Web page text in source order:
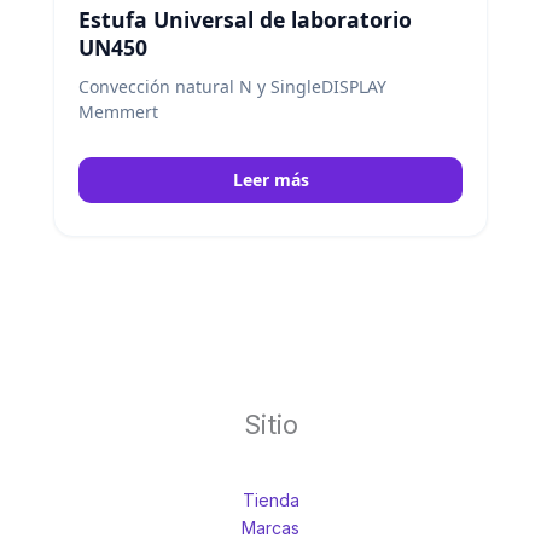
Estufa Universal de laboratorio
UN450
Convección natural N y SingleDISPLAY
Memmert
Leer más
Sitio
Tienda
Marcas